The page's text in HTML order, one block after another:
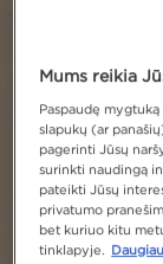
Mums reikia
Paspaudę
slapukų (ar
pagerinti Jūsų
surinkti naudingą
pateikti Jūsų
privatumo
bet kuriuo kitu
tinklapyje.